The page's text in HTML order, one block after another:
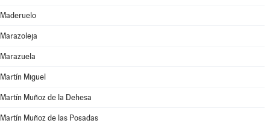
Maderuelo
Marazoleja
Marazuela
Martín Miguel
Martín Muñoz de la Dehesa
Martín Muñoz de las Posadas